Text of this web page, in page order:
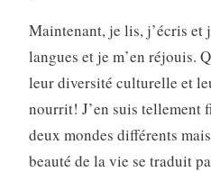
Maintenant, je lis, j’écris et
langues et je m’en réjouis.
leur diversité culturelle et
nourrit! J’en suis tellement
deux mondes différents
beauté de la vie se traduit